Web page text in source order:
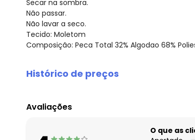
Secar na sombra.
Não passar.
Não lavar a seco.
Tecido: Moletom
Composição: Peca Total 32% Algodao 68%
Histórico de preços
agosto/2026
Avaliações
O que as